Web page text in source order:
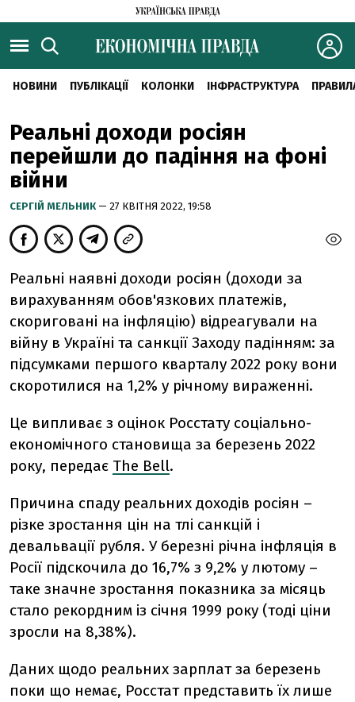
НОВИНИ ПУБЛІКАЦІЇ КОЛОНКИ ІНФРАСТРУКТУРА
Реальні доходи росіян
перейшли до падіння на фоні
війни
CЕРГІЙ МЕЛЬНИК — 27 КВІТНЯ 2022, 19:58
Реальні наявні доходи росіян (доходи за
вирахуванням обов'язкових платежів,
скориговані на інфляцію) відреагували на
війну в Україні та санкції Заходу падінням: за
підсумками першого кварталу 2022 року вони
скоротилися на 1,2% у річному вираженні.
Це випливає з оцінок Росстату соціально-
економічного становища за березень 2022
року, передає The Bell.
Причина спаду реальних доходів росіян –
різке зростання цін на тлі санкцій і
девальвації рубля. У березні річна інфляція в
Росії підскочила до 16,7% з 9,2% у лютому –
таке значне зростання показника за місяць
стало рекордним із січня 1999 року (тоді ціни
зросли на 8,38%).
Даних щодо реальних зарплат за березень
поки що немає, Росстат представить їх лише